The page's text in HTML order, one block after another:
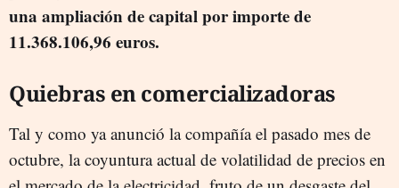
una ampliación de capital por importe de
11.368.106,96 euros.
Quiebras en comercializadoras
Tal y como ya anunció la compañía el pasado mes de
octubre, la coyuntura actual de volatilidad de precios en